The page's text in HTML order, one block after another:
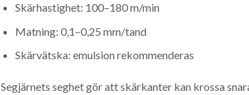
Skärhastighet: 100–180 m/min
Matning: 0,1–0,25 mm/tand
Skärvätska: emulsion rekommenderas
Segjärnets seghet gör att skärkanter kan krossa